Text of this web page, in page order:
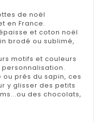
de noël
en France.
et coton noël
brodé ou sublimé,
motifs et couleurs
près du sapin, ces
y glisser des petits
des chocolats,